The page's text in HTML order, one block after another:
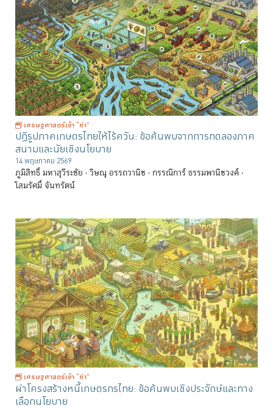
เศรษฐศาสตร์เข้า “ท่า”
ปฏิรูปภาคเกษตรไทยให้ไร้ควัน: ข้อค้นพบจากการทดลองภาค
สนามและนัยเชิงนโยบาย
14 พฤษภาคม 2569
ภูมิสิทธิ์ มหาสุวีระชัย วิษณุ อรรถวานิช กรรณิการ์ ธรรมพานิชวงค์
โสมรัศมิ์ จันทรัตน์
เศรษฐศาสตร์เข้า “ท่า”
ผ่าโครงสร้างหนี้เกษตรกรไทย: ข้อค้นพบเชิงประจักษ์และทาง
เลือกนโยบาย